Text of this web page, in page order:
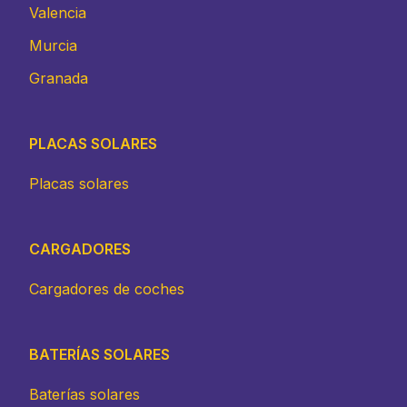
Valencia
Murcia
Granada
PLACAS SOLARES
Placas solares
CARGADORES
Cargadores de coches
BATERÍAS SOLARES
Baterías solares